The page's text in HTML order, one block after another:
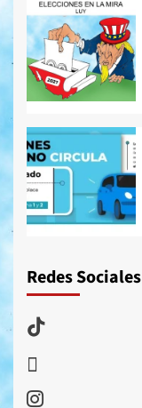
Redes Sociales
TikTok
Instagram